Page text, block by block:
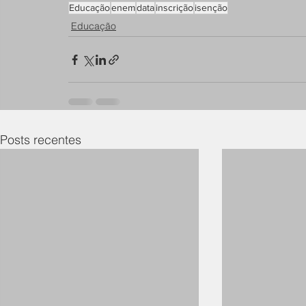
Educaçãoenemdatainscriçãoisenção
Educação
Posts recentes